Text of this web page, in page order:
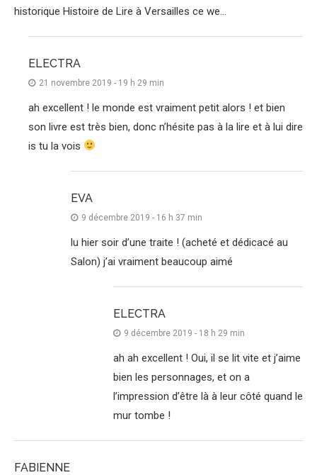
historique Histoire de Lire à Versailles ce we…
ELECTRA
21 novembre 2019 - 19 h 29 min
ah excellent ! le monde est vraiment petit alors ! et bien
son livre est très bien, donc n’hésite pas à la lire et à lui dire
is tu la vois
EVA
9 décembre 2019 - 16 h 37 min
lu hier soir d’une traite ! (acheté et dédicacé au
Salon) j’ai vraiment beaucoup aimé
ELECTRA
9 décembre 2019 - 18 h 29 min
ah ah excellent ! Oui, il se lit vite et j’aime
bien les personnages, et on a
l’impression d’être là à leur côté quand le
mur tombe !
FABIENNE